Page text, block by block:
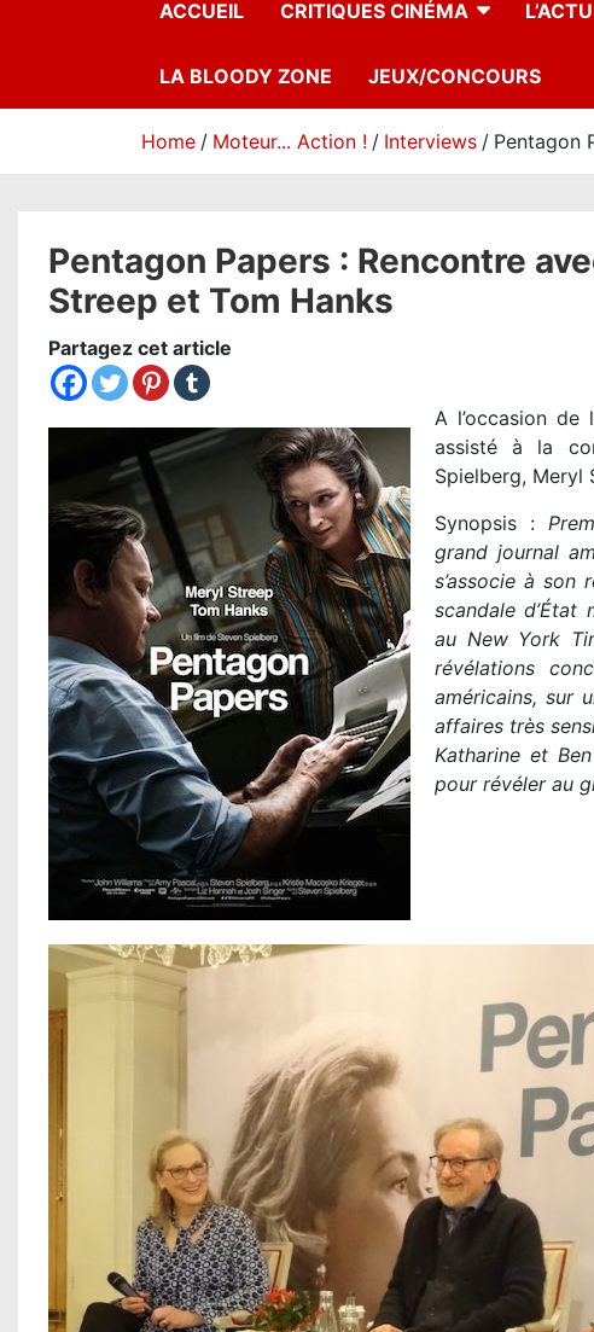
ACCUEIL CRITIQUES CINÉMA
LA BLOODY ZONE JEUX/CONCOURS
Home Moteur... Action ! Interviews Pentagon
Pentagon Papers : Rencontre
Streep et Tom Hanks
Partagez cet article
A l’occasion
assisté à la
Spielberg, Meryl
Synopsis :
grand journal
s’associe à son
scandale
au New York
révélations
américains, sur
affaires très
Katharine et
pour révéler au